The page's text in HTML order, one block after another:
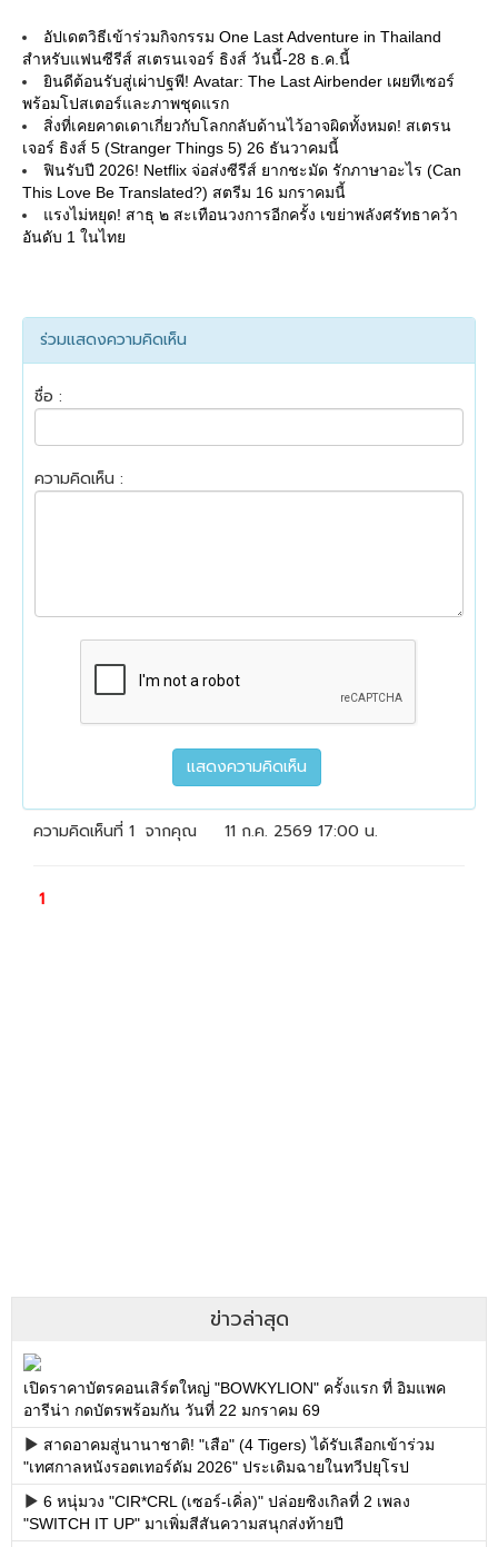
ข่าวล่าสุด
เปิดราคาบัตรคอนเสิร์ตใหญ่ "BOWKYLION" ครั้งแรก ที่ อิมแพค
อารีน่า กดบัตรพร้อมกัน วันที่ 22 มกราคม 69
สาดอาคมสู่นานาชาติ! "เสือ" (4 Tigers) ได้รับเลือกเข้าร่วม
"เทศกาลหนังรอตเทอร์ดัม 2026" ประเดิมฉายในทวีปยุโรป
6 หนุ่มวง "CIR*CRL (เซอร์-เคิ่ล)" ปล่อยซิงเกิลที่ 2 เพลง
"SWITCH IT UP" มาเพิ่มสีสันความสนุกส่งท้ายปี